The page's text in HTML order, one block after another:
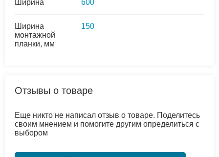
Ширина 600
Ширина
монтажной
планки, мм
150
Отзывы о товаре
Еще никто не написал отзыв о товаре. Поделитесь
своим мнением и помогите другим определиться с
выбором